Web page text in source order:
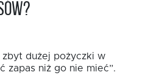
zbyt dużej pożyczki w
zapas niż go nie mieć”.